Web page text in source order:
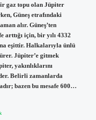
gaz topu olan Jüpiter
Güneş etrafındaki
alır. Güneş’ten
arttığı için, bir yılı 4332
eşittir. Halkalarıyla ünlü
Jüpiter’e gitmek
yakınlıklarını
Belirli zamanlarda
bazen bu mesafe 600…